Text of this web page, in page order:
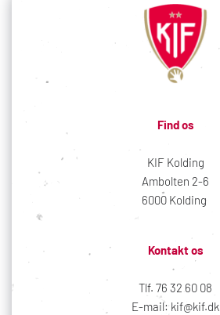
Find os
KIF Kolding
Ambolten 2-6
6000 Kolding
Kontakt os
Tlf. 76 32 60 08
E-mail: kif@kif.dk